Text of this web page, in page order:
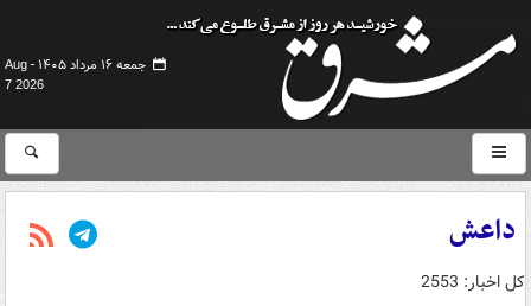
جمعه ۱۶ مرداد ۱۴۰۵ -
Aug
7 2026
داعش
کل اخبار: 2553